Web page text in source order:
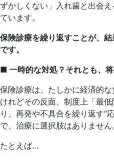
ずかしくない」入れ歯と出会
ています。
保険診療を繰り返すことが、
です。
■ 一時的な対処？それとも、
保険診療は、たしかに経済的な
けれどその反面、制度上「最
り、再発や不具合を繰り返す“
で、治療に選択肢はありません
たとえば…